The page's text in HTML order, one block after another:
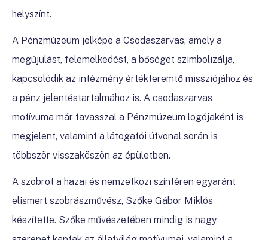
helyszínt.
A Pénzmúzeum jelképe a Csodaszarvas, amely a
megújulást, felemelkedést, a bőséget szimbolizálja,
kapcsolódik az intézmény értékteremtő missziójához és
a pénz jelentéstartalmához is. A csodaszarvas
motívuma már tavasszal a Pénzmúzeum logójaként is
megjelent, valamint a látogatói útvonal során is
többször visszaköszön az épületben.
A szobrot a hazai és nemzetközi színtéren egyaránt
elismert szobrászművész, Szőke Gábor Miklós
készítette. Szőke művészetében mindig is nagy